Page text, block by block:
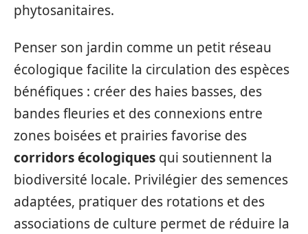
phytosanitaires.
Penser son jardin comme un petit réseau
écologique facilite la circulation des espèces
bénéfiques : créer des haies basses, des
bandes fleuries et des connexions entre
zones boisées et prairies favorise des
corridors écologiques qui soutiennent la
biodiversité locale. Privilégier des semences
adaptées, pratiquer des rotations et des
associations de culture permet de réduire la